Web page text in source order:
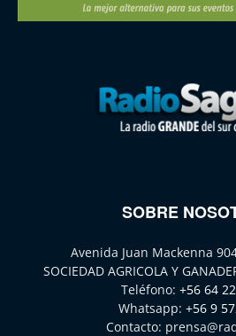
SOBRE
Avenida Juan Mackenna
SOCIEDAD AGRICOLA Y
Teléfono: +56 64
Whatsapp: +56 9
Contacto: